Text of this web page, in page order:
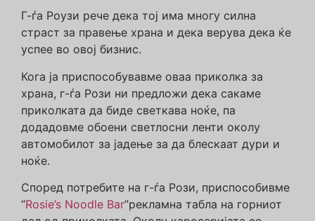
Г-ѓа Роузи рече дека тој има многу силна
страст за правење храна и дека верува дека ќе
успее во овој бизнис.
Кога ја приспособувавме оваа приколка за
храна, г-ѓа Рози ни предложи дека сакаме
приколката да биде светкава ноќе, па
додадовме обоени светлосни ленти околу
автомобилот за јадење за да блескаат дури и
ноќе.
Според потребите на г-ѓа Рози, приспособивме
“Rosie’s Noodle Bar”рекламна табла на горниот